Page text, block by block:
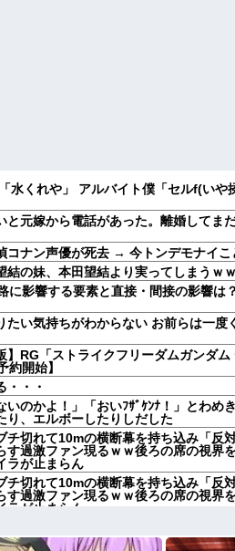
水くれや」 アルバイト僕「セルf(いや
と元嫁から電話があった。離婚してま
コナン声優が死去 → 今トンデモナイこ
結の妹、本田望結より実ってしまうｗ
に影響する要素と直接・間接の影響は
たい気持ちがわからない お前らは一度
】RG「ストライクフリーダムガンダ
約開始】
・・・
いのかよ！」「おいﾌｻﾞｹﾝﾅ！」とわめ
り、エルボーしたりしだした
チ切れて10mの横断幕を持ち込み「反
す過激ファン現るｗｗ後ろの席の視界
ラが止まらん
チ切れて10mの横断幕を持ち込み「反
す過激ファン現るｗｗ後ろの席の視界
ラが止まらん